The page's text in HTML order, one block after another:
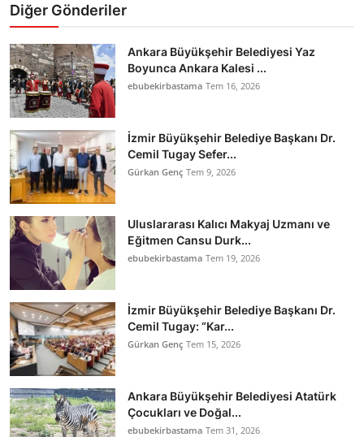
Diğer Gönderiler
Ankara Büyükşehir Belediyesi Yaz
Boyunca Ankara Kalesi ...
ebubekirbastama Tem 16, 2026
İzmir Büyükşehir Belediye Başkanı Dr.
Cemil Tugay Sefer...
Gürkan Genç Tem 9, 2026
Uluslararası Kalıcı Makyaj Uzmanı ve
Eğitmen Cansu Durk...
ebubekirbastama Tem 19, 2026
İzmir Büyükşehir Belediye Başkanı Dr.
Cemil Tugay: “Kar...
Gürkan Genç Tem 15, 2026
Ankara Büyükşehir Belediyesi Atatürk
Çocukları ve Doğal...
ebubekirbastama Tem 31, 2026